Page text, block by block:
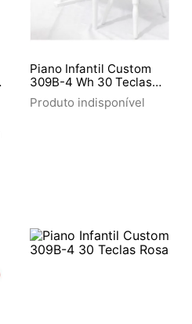
Piano Infantil Custom
309B-4 Wh 30 Teclas
Branco
Produto indisponível